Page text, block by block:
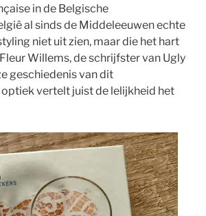
in de Belgische
al sinds de Middeleeuwen echte
niet uit zien, maar die het hart
Willems, de schrijfster van Ugly
geschiedenis van dit
vertelt juist de lelijkheid het